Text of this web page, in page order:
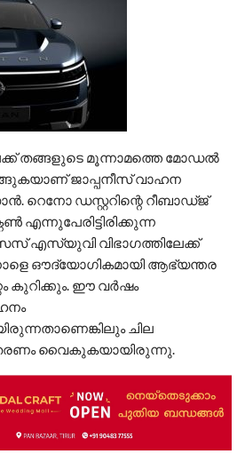
തങ്ങളുടെ മൂന്നാമത്തെ മോഡൽ
ജാപ്പനീസ് വാഹന
റെനോ ഡസ്റ്ററിന്റെ റീബാഡ്‌ജ്
എന്നുപേരിട്ടിരിക്കുന്ന
എസ്‌യുവി വിഭാഗത്തിലേക്ക്
ഔദ്യോഗികമായി ആഭ്യന്തര
കുറിക്കും. ഈ വർഷം
ചില
വൈകുകയായിരുന്നു.